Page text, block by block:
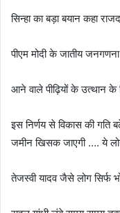
सिन्हा का बड़ा बयान कहा
पीएम मोदी के जातीय
आने वाले पीढ़ियों के उत्थान के
इस निर्णय से विकास की गति
जमीन खिसक जाएगी …. ये लोग
तेजस्वी यादव जैसे लोग सिर्फ